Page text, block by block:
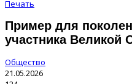
Печать
Пример для
участника Великой
Общество
21.05.2026